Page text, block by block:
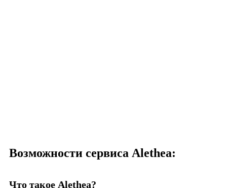
Возможности сервиса Alethea:
Что такое Alethea?